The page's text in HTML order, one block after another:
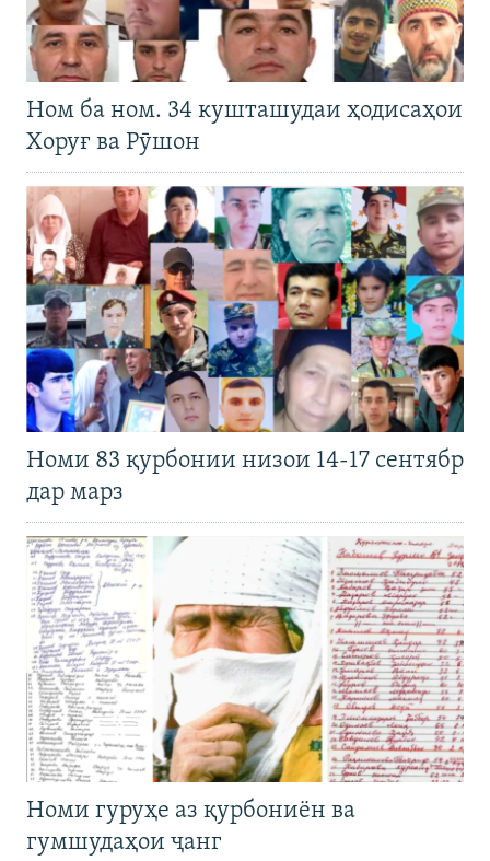
Ном ба ном. 34 кушташудаи ҳодисаҳои
Хоруғ ва Рӯшон
Номи 83 қурбонии низои 14-17 сентябр
дар марз
Номи гуруҳе аз қурбониён ва
гумшудаҳои ҷанг